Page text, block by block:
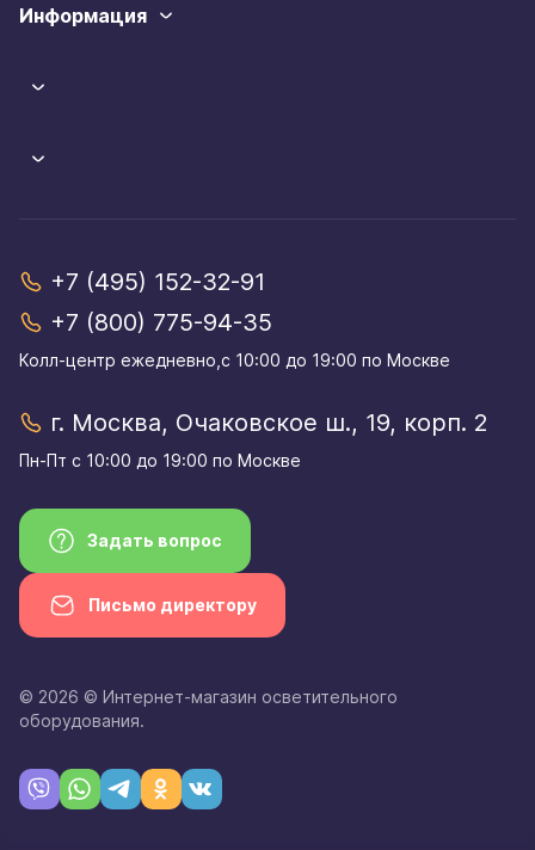
Информация
+7 (495) 152-32-91
+7 (800) 775-94-35
Колл-центр eжедневно,с 10:00 до 19:00 по Москве
г. Москва, Очаковское ш., 19, корп. 2
Пн-Пт с 10:00 до 19:00 по Москве
Задать вопрос
Письмо директору
© 2026 © Интернет-магазин осветительного
оборудования.